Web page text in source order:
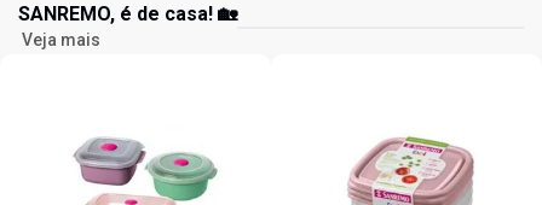
SANREMO, é de casa! 🏡
Veja mais